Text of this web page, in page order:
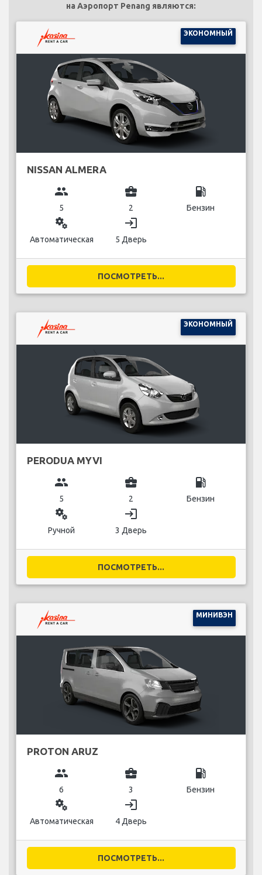
на Аэропорт Penang являются:
ЭКОНОМНЫЙ
NISSAN ALMERA
group
5
business_center
2
local_gas_station
Бензин
miscellaneous_services
Автоматическая
login
5 Дверь
ПОСМОТРЕТЬ...
ЭКОНОМНЫЙ
PERODUA MYVI
group
5
business_center
2
local_gas_station
Бензин
miscellaneous_services
Ручной
login
3 Дверь
ПОСМОТРЕТЬ...
МИНИВЭН
PROTON ARUZ
group
6
business_center
3
local_gas_station
Бензин
miscellaneous_services
Автоматическая
login
4 Дверь
ПОСМОТРЕТЬ...